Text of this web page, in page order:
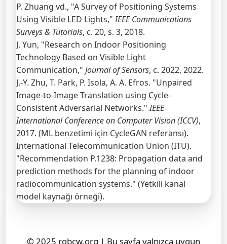
P. Zhuang vd., "A Survey of Positioning Systems
Using Visible LED Lights,"IEEE Communications
Surveys & Tutorials, c. 20, s. 3, 2018.
J. Yun, "Research on Indoor Positioning
Technology Based on Visible Light
Communication," Journal of Sensors, c. 2022, 2022.
J.-Y. Zhu, T. Park, P. Isola, A. A. Efros. "Unpaired
Image-to-Image Translation using Cycle-
Consistent Adversarial Networks."IEEE
International Conference on Computer Vision (ICCV),
2017. (ML benzetimi için CycleGAN referansı).
International Telecommunication Union (ITU).
"Recommendation P.1238: Propagation data and
prediction methods for the planning of indoor
radiocommunication systems." (Yetkili kanal
model kaynağı örneği).
© 2025 rgbcw.org | Bu sayfa yalnızca uygun